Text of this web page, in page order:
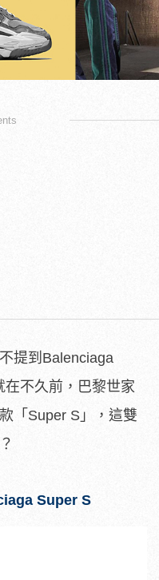
提到Balenciaga
不久前，巴黎世家
「Super S」，這雙
Super S